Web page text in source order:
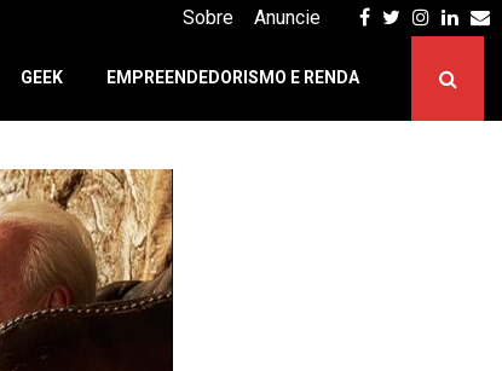
Facebook
Twitter
Sobre Anuncie
GEEK EMPREENDEDORISMO E RENDA